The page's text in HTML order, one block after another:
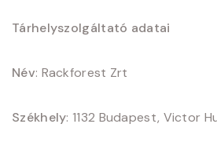
Tárhelyszolgáltató adatai
Név: Rackforest Zrt
Székhely: 1132 Budapest, Victor